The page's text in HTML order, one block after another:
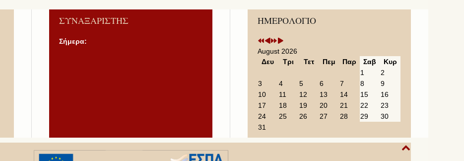
ΣΥΝΑΞΑΡΙΣΤΗΣ
Σήμερα:
ΗΜΕΡΟΛΟΓΙΟ
Previous
Year
Previous
Month
Next
Year
Next
Month
August 2026
Δευ
Τρι Τετ Πεμ Παρ Σαβ
Κυρ
1
2
3
4 5 6 7 8
9
10
11 12 13 14 15
16
17
18 19 20 21 22
23
24
25 26 27 28 29
30
31